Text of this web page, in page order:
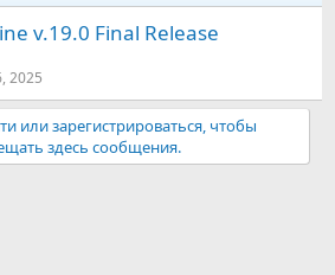
v.19.0 Final Release
2025
или зарегистрироваться, чтобы
здесь сообщения.